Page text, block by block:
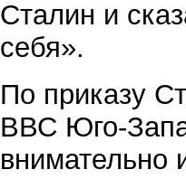
Сталин и
себя».
По приказу
ВВС Юго-
внимательно